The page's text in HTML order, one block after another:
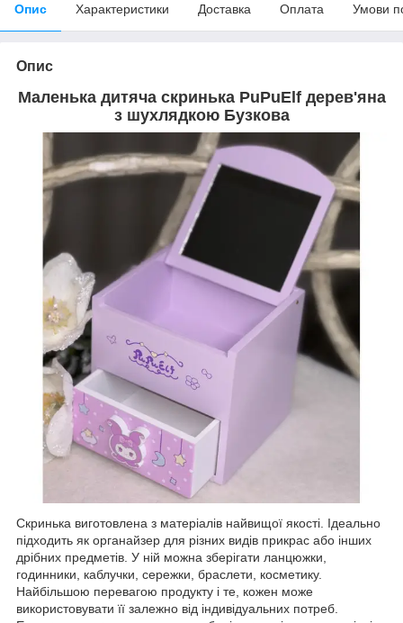
Опис Характеристики Доставка Оплата Умови
Опис
Маленька дитяча скринька PuPuElf дерев'яна
з шухлядкою Бузкова
Скринька виготовлена ​​з матеріалів найвищої якості. Ідеально
підходить як органайзер для різних видів прикрас або інших
дрібних предметів. У ній можна зберігати ланцюжки,
годинники, каблучки, сережки, браслети, косметику.
Найбільшою перевагою продукту і те, кожен може
використовувати її залежно від індивідуальних потреб.